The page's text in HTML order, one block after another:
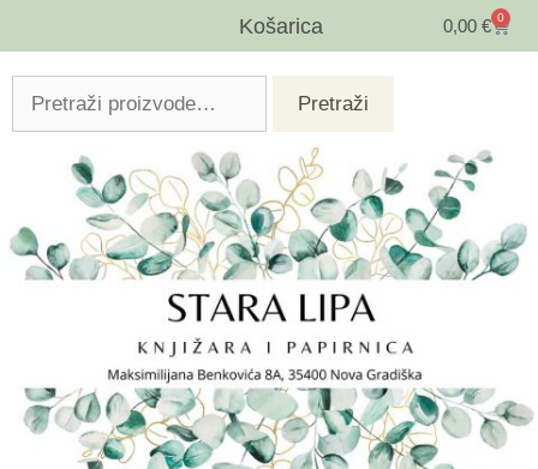
Košarica 0,00 € 0
Pretraži